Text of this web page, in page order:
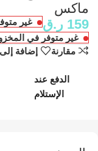
ماكس
159 ر.ق
غير
غير متوفر في
مقارنة
إضافة
الدفع عند
الإستلام